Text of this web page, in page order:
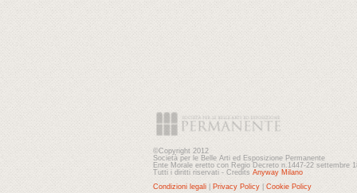
©Copyright 2012
Società per le Belle Arti ed Esposizione Permanente
Ente Morale eretto con Regio Decreto n.1447-22 settembre
Tutti i diritti riservati - Credits Anyway Milano
Condizioni legali
Privacy Policy Cookie Policy